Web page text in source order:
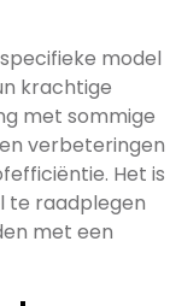
model
krachtige
met sommige
verbeteringen
Het is
te raadplegen
met een